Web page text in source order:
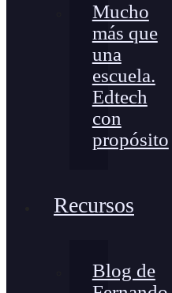
Mucho
más que
una
escuela.
Edtech
con
propósito
Recursos
Blog de